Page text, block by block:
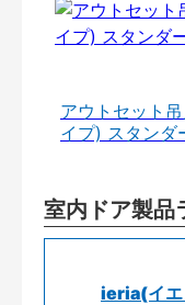
アウトセット
イプ) スタンダ
室内ドア製品
ieria(イエ